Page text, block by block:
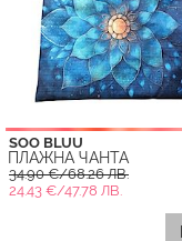
SOO BLUU
ПЛАЖНА ЧАНТА
34.90 €/68.26 ЛВ.
24.43 €/47.78 ЛВ.